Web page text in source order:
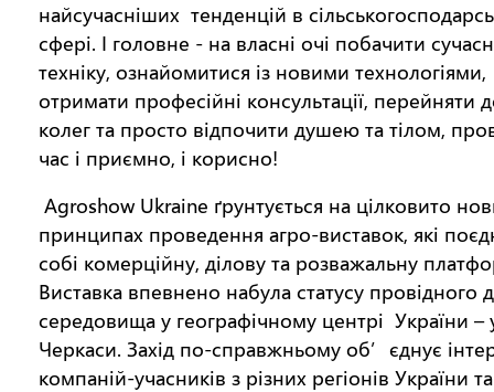
найсучасніших тенденцій в
сфері. І головне - на власні очі побачити
техніку, ознайомитися із новими технологіями,
отримати професійні консультації, перейняти
колег та просто відпочити душею та тілом,
час і приємно, і корисно!
Agroshow Ukraine ґрунтується на цілковито
принципах проведення агро-виставок, які
собі комерційну, ділову та розважальну
Виставка впевнено набула статусу провідного
середовища у географічному центрі України –
Черкаси. Захід по-справжньому об’єднує
компаній-учасників з різних регіонів України та